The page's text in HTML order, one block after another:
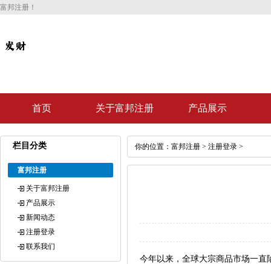
富邦注册！
首页 关于富邦注册 产品展示
栏目分类
富邦注册
关于富邦注册
产品展示
新闻动态
注册登录
联系我们
你的位置： 富邦注册 > 注册登录 >
今年以来，全球大宗商品市场一直